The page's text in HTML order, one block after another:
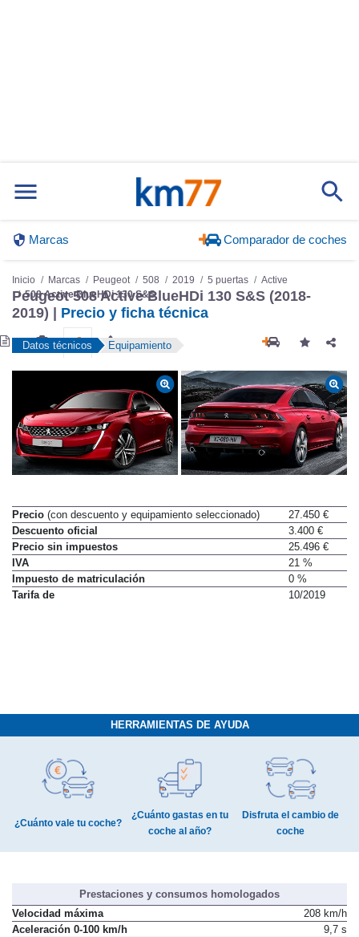
Marcas Comparador de coches
Inicio Marcas Peugeot 508 2019 5 puertas
Active
508 Active BlueHDi 130 S&S
Peugeot 508 Active BlueHDi 130 S&S (2018-
2019) | Precio y ficha técnica
Datos técnicos Equipamiento
Precio (con descuento y equipamiento seleccionado)
27.450 €
Descuento oficial
3.400 €
Precio sin impuestos
25.496 €
IVA
21 %
Impuesto de matriculación
0 %
Tarifa de
10/2019
HERRAMIENTAS DE AYUDA
¿Cuánto vale tu coche?
¿Cuánto gastas en tu
coche al año?
Disfruta el cambio de
coche
Prestaciones y consumos homologados
Velocidad máxima
208 km/h
Aceleración 0-100 km/h
9,7 s